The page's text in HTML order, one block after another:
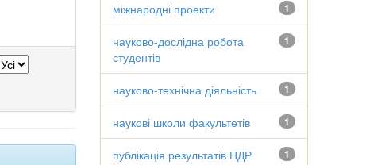
1
міжнародні проекти
1
науково-дослідна робота
студентів
1
науково-технічна діяльність
1
наукові школи факультетів
1
публікація результатів НДР